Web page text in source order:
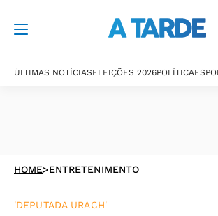
ÚLTIMAS NOTÍCIASELEIÇÕES 2026POLÍTICA
HOME>ENTRETENIMENTO
'DEPUTADA URACH'